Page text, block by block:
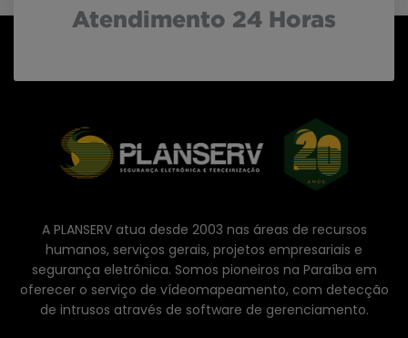
Atendimento 24 Horas
A PLANSERV atua desde 2003 nas áreas de recursos
humanos, serviços gerais, projetos empresariais e
segurança eletrônica. Somos pioneiros na Paraíba em
oferecer o serviço de vídeomapeamento, com detecção
de intrusos através de software de gerenciamento.